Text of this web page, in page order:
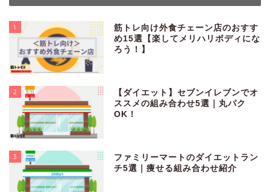
1
筋トレ向け外食チェーン店のおすす
め15選【楽してメリハリボディにな
ろう！】
2
【ダイエット】セブンイレブンでオ
ススメの組み合わせ5選｜丸パク
OK！
3
ファミリーマートのダイエットラン
チ5選｜痩せる組み合わせ紹介